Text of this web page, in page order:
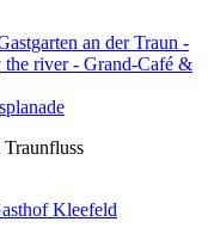
Traunfluss
Kleefeld